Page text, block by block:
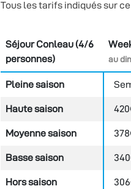
Tous les tarifs indiqués sur
Séjour Conleau (4/6
personnes)
au
Pleine saison
Haute saison
Moyenne saison
Basse saison
Hors saison